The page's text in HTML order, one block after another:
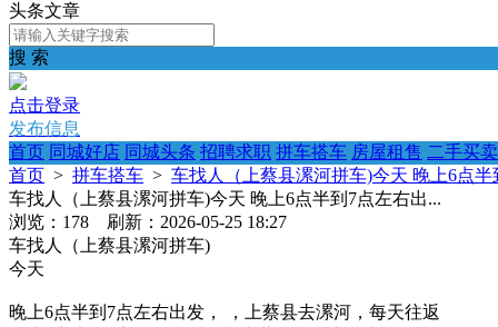
头条文章
搜 索
点击登录
发布信息
首页 同城好店 同城头条 招聘求职 拼车搭车 房屋租售 二手买卖
首页 > 拼车搭车 > 车找人（上蔡县漯河拼车)今天 晚上6点半
车找人（上蔡县漯河拼车)今天 晚上6点半到7点左右出...
浏览：178 刷新：2026-05-25 18:27
车找人（上蔡县漯河拼车)
今天
晚上6点半到7点左右出发， ，上蔡县去漯河，每天往返